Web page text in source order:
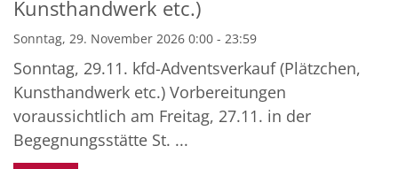
Kunsthandwerk etc.)
Sonntag, 29. November 2026 0:00 - 23:59
Sonntag, 29.11. kfd-Adventsverkauf (Plätzchen,
Kunsthandwerk etc.) Vorbereitungen
voraussichtlich am Freitag, 27.11. in der
Begegnungsstätte St. ...